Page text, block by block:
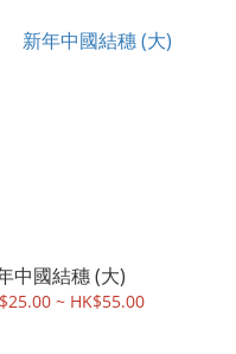
中國結穗 (大)
~ HK$55.00